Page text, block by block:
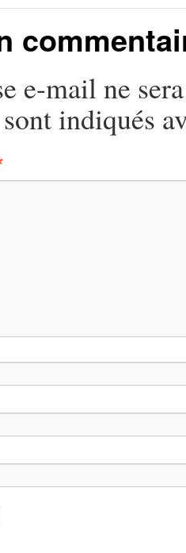
e-mail ne
indiqués